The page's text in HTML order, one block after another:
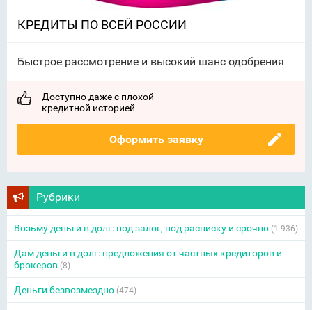
КРЕДИТЫ ПО ВСЕЙ РОССИИ
Быстрое рассмотрение и высокий шанс одобрения
Доступно даже с плохой
кредитной историей
Оформить заявку
Рубрики
Возьму деньги в долг: под залог, под расписку и срочно (1 936)
Дам деньги в долг: предложения от частных кредиторов и
брокеров (8)
Деньги безвозмездно (474)